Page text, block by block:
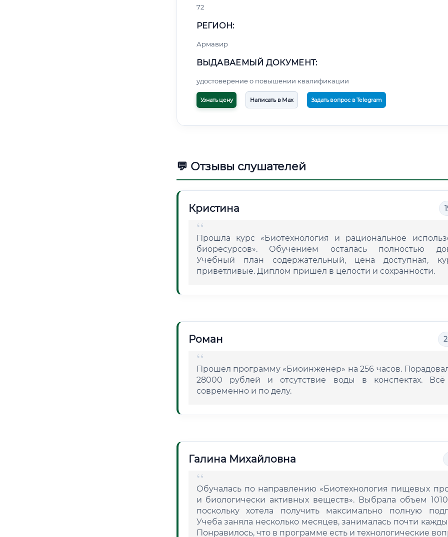
72
РЕГИОН:
Армавир
ВЫДАВАЕМЫЙ ДОКУМЕНТ:
удостоверение о повышении квалификации
Узнать цену Написать в Max Задать вопрос в Telegram
💬 Отзывы слушателей
Кристина
Прошла курс «Биотехнология и рациональное
биоресурсов». Обучением осталась полностью
Учебный план содержательный, цена доступная,
приветливые. Диплом пришел в целости и сохранности.
Роман
Прошел программу «Биоинженер» на 256 часов.
28000 рублей и отсутствие воды в конспектах. Всё
современно и по делу.
Галина Михайловна
Обучалась по направлению «Биотехнология пищевых
и биологически активных веществ». Выбрала объем
поскольку хотела получить максимально полную
Учеба заняла несколько месяцев, занималась почти
Понравилось, что в программе есть и технологические